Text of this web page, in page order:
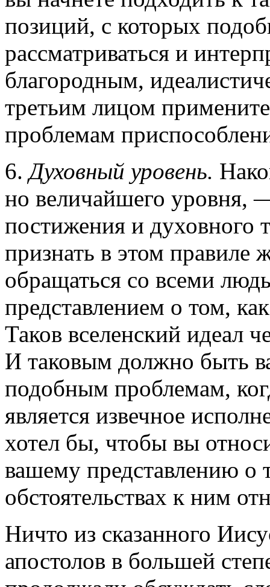
позиций, с которых
рассматриваться и
благородным,
третьим лицом
проблемам
6.Духовный уровень.
но величайшего уровня,
постижения и духовного
признать в этом правиле
обращаться со всеми
представлением о том,
Таков вселенский идеал
И таковым должно быть
подобным проблемам,
является извечное
хотел бы, чтобы вы
вашему представлению о
обстоятельствах к ним
Ничто из сказанного
апостолов в большей